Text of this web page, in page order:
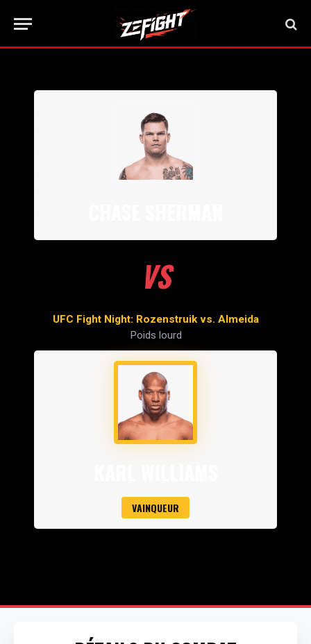
VS
UFC Fight Night: Rozenstruik vs. Almeida
Poids lourd
VAINQUEUR